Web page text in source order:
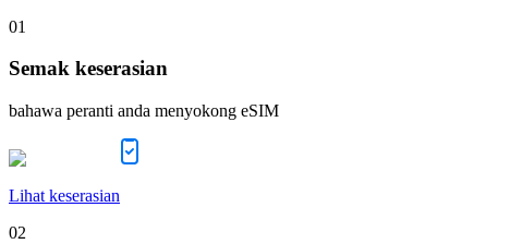
01
Semak keserasian
bahawa peranti anda menyokong eSIM
Lihat keserasian
02